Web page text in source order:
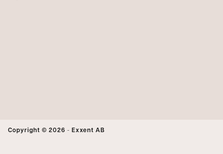
Copyright © 2026 - Exxent AB